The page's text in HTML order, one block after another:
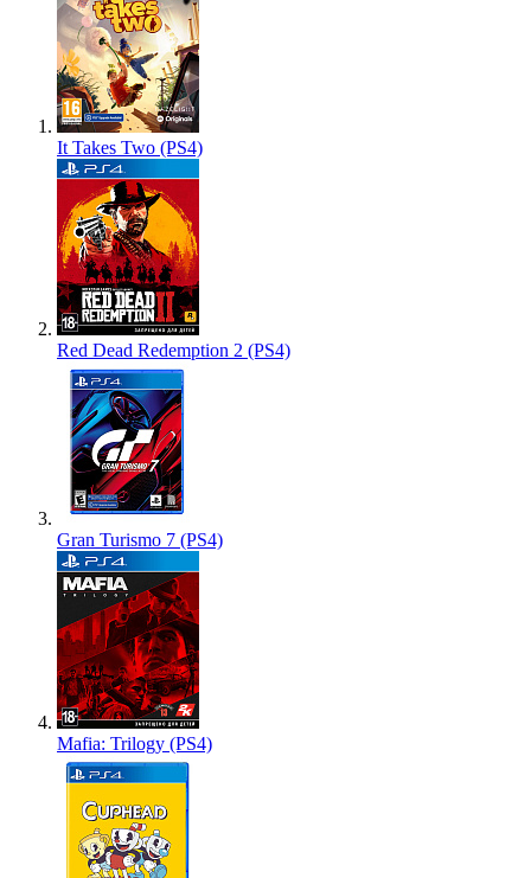
It Takes Two (PS4)
Red Dead Redemption 2 (PS4)
Gran Turismo 7 (PS4)
Mafia: Trilogy (PS4)